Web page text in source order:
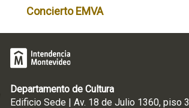
Concierto EMVA
Departamento de Cultura
Edificio Sede | Av. 18 de Julio 1360, piso 3